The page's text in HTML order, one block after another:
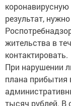
результат,
жительства в
контактировать.
При нарушении
плана прибытия
тысяч рублей. В